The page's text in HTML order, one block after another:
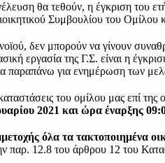
θα τεθούν, η έγκριση του
Συμβουλίου του Ομίλου
δεν μπορούν να γίνουν
εργασία της Γ.Σ. είναι η
παραπάνω για ενημέρωση των
του ομίλου μας επί
2021 και ώρα έναρξης
όλα τα τακτοποιημένα
παρ. 12.8 του άρθρου 12 του